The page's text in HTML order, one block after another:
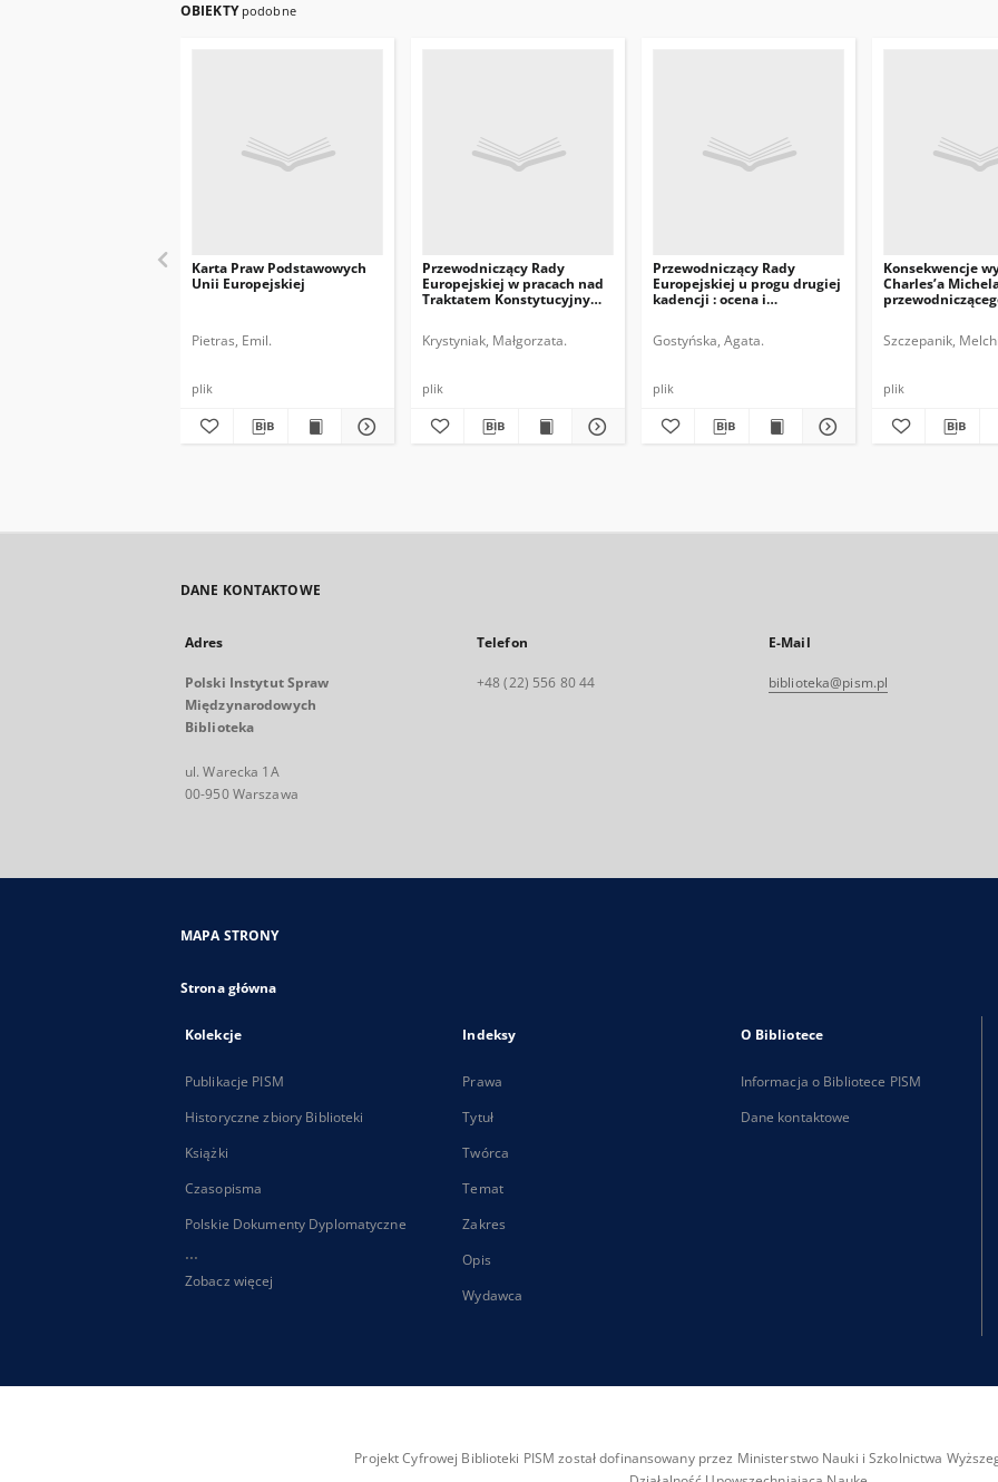
OBIEKTY podobne
Karta Praw Podstawowych
Unii Europejskiej
Pietras, Emil.
plik
Przewodniczący Rady
Europejskiej w pracach nad
Traktatem Konstytucyjnym
Krystyniak, Małgorzata.
plik
Przewodniczący Rady
Europejskiej u progu drugiej
kadencji : ocena i
Gostyńska, Agata.
plik
Konsekwencje
Charles’a
Szczepanik,
plik
DANE KONTAKTOWE
Adres
Polski Instytut Spraw
Międzynarodowych
Biblioteka
ul. Warecka 1A
00-950 Warszawa
Telefon
+48 (22) 556 80 44
E-Mail
biblioteka@pism.pl
MAPA STRONY
Strona główna
Kolekcje
Publikacje PISM
Historyczne zbiory Biblioteki
Książki
Czasopisma
Polskie Dokumenty Dyplomatyczne
...
Zobacz więcej
Indeksy
Prawa
Tytuł
Twórca
Temat
Zakres
Opis
Wydawca
O Bibliotece
Informacja o Bibliotece PISM
Dane kontaktowe
Projekt Cyfrowej Biblioteki PISM został dofinansowany przez Ministerstwo Nauki i Szkolnictwa